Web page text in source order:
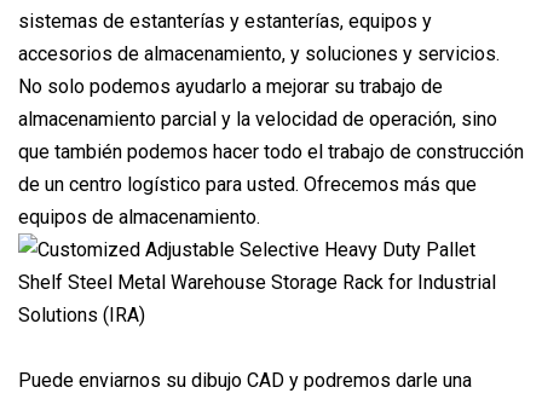
sistemas de estanterías y estanterías, equipos y
accesorios de almacenamiento, y soluciones y servicios.
No solo podemos ayudarlo a mejorar su trabajo de
almacenamiento parcial y la velocidad de operación, sino
que también podemos hacer todo el trabajo de construcción
de un centro logístico para usted. Ofrecemos más que
equipos de almacenamiento.
Puede enviarnos su dibujo CAD y podremos darle una